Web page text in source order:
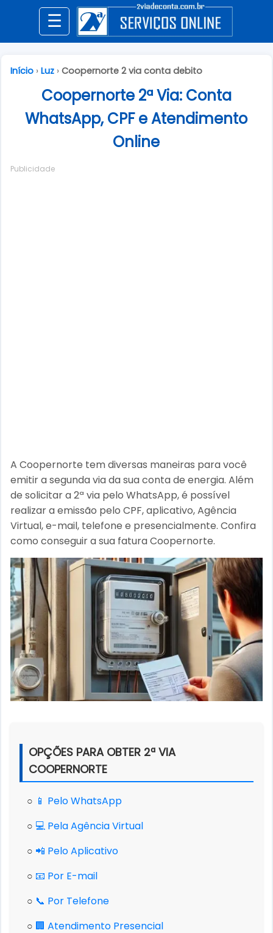
☰
Início ›Luz ›Coopernorte 2 via conta debito
Coopernorte 2ª Via: Conta
WhatsApp, CPF e Atendimento
Online
Publicidade
A Coopernorte tem diversas maneiras para você
emitir a segunda via da sua conta de energia. Além
de solicitar a 2ª via pelo WhatsApp, é possível
realizar a emissão pelo CPF, aplicativo, Agência
Virtual, e-mail, telefone e presencialmente. Confira
como conseguir a sua fatura Coopernorte.
OPÇÕES PARA OBTER 2ª VIA
COOPERNORTE
○ 📱 Pelo WhatsApp
○ 💻 Pela Agência Virtual
○ 📲 Pelo Aplicativo
○ 📧 Por E-mail
○ 📞 Por Telefone
○ 🏢 Atendimento Presencial